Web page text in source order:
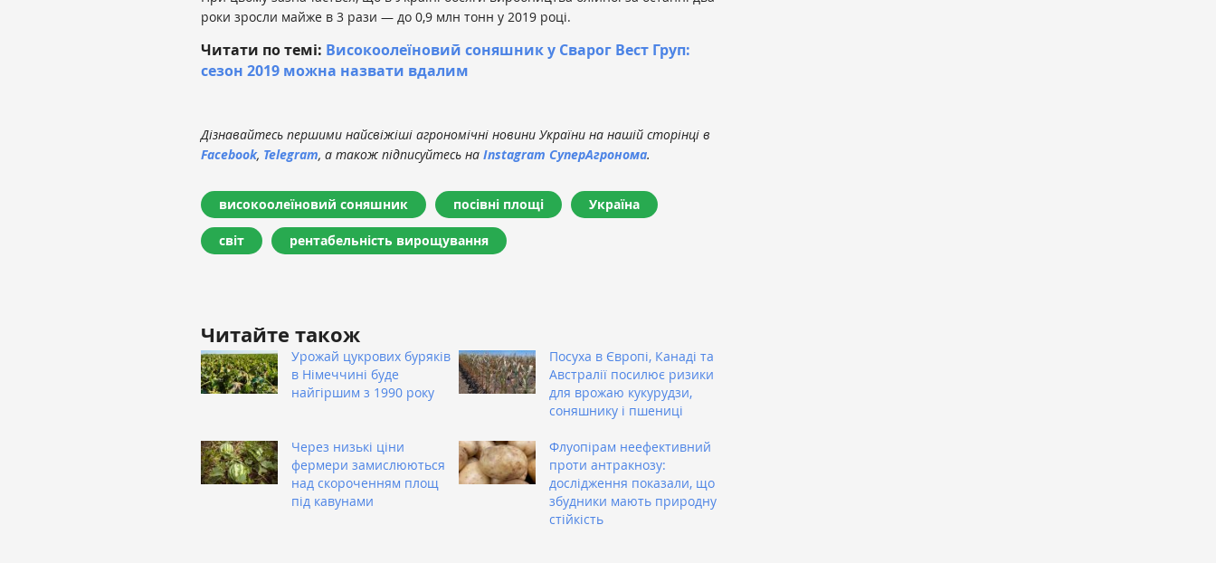
роки зросли майже в 3 рази — до 0,9 млн тонн у 2019 році.
Читати по темі: Високоолеїновий соняшник у Сварог Вест Груп:
сезон 2019 можна назвати вдалим
Дізнавайтесь першими найсвіжіші агрономічні новини України на нашій сторінці в
Facebook, Telegram, а також підписуйтесь на Instagram СуперАгронома.
високоолеїновий соняшник посівні площі Україна
світ рентабельність вирощування
Читайте також
Урожай цукрових буряків
в Німеччині буде
найгіршим з 1990 року
Посуха в Європі, Канаді та
Австралії посилює ризики
для врожаю кукурудзи,
соняшнику і пшениці
Через низькі ціни
фермери замислюються
над скороченням площ
під кавунами
Флуопірам неефективний
проти антракнозу:
дослідження показали, що
збудники мають природну
стійкість